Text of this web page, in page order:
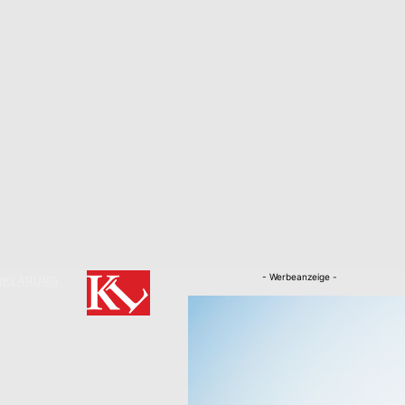
- Werbeanzeige -